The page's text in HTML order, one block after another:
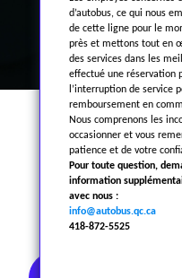
d’autobus, ce qui nous
de cette ligne pour le
près et mettons tout en
des services dans les
effectué une réservation
l’interruption de service
remboursement en
Nous comprenons les
occasionner et vous
patience et de votre
Pour toute question,
information
avec nous :
info@autobus.qc.ca
418-872-5525